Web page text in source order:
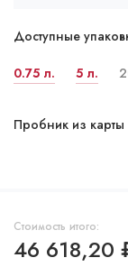
Доступные
0.75 л. 5 л.
Пробник из карты
Стоимость итого:
46 618,20